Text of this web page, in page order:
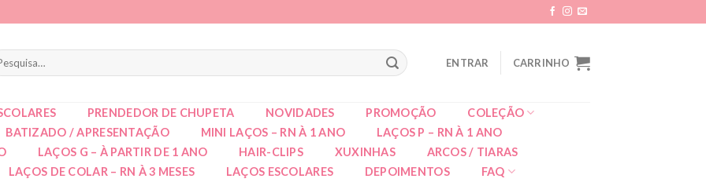
ENTRAR CARRINHO
PRENDEDOR DE CHUPETA NOVIDADES PROMOÇÃO
COLEÇÃO
BATIZADO / APRESENTAÇÃO
MINI LAÇOS – RN À 1 ANO
LAÇOS P – RN À 1 ANO
LAÇOS G – À PARTIR DE 1 ANO HAIR-CLIPS XUXINHAS
ARCOS / TIARAS
LAÇOS DE COLAR – RN À 3 MESES
LAÇOS ESCOLARES DEPOIMENTOS FAQ